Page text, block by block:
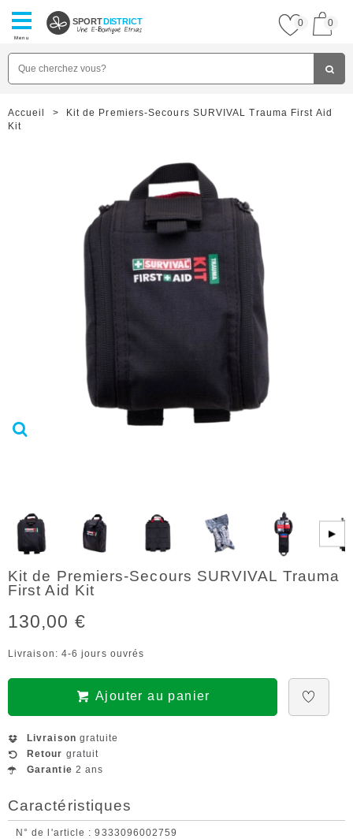
Menu
SPORTDISTRICT 0 0
Accueil >
Kit de Premiers-Secours SURVIVAL Trauma First Aid
Kit
▶
Kit de Premiers-Secours SURVIVAL Trauma
First Aid Kit
130,00 €
Livraison: 4-6 jours ouvrés
Ajouter au panier
Livraison gratuite
Retour gratuit
Garantie 2 ans
Caractéristiques
N° de l'article 9333096002759